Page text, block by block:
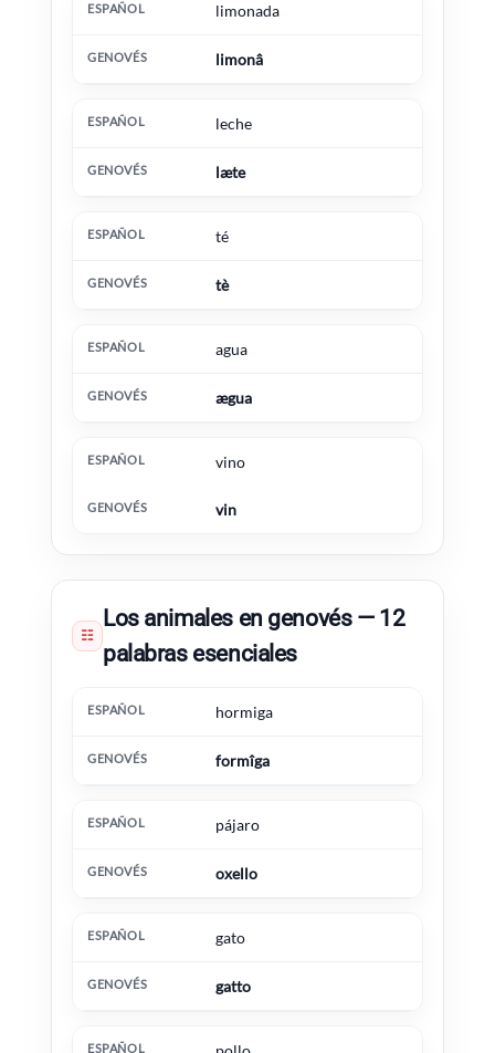
limonada
limonâ
leche
læte
té
tè
agua
ægua
vino
vin
☷
Los animales en genovés — 12
palabras esenciales
Español Genovés Información extra
hormiga
formîga
pájaro
oxello
gato
gatto